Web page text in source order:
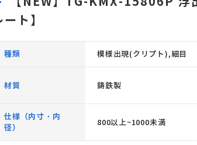
ート】
種類 模様出現(クリプト),細目
材質 鋳鉄製
仕様（内寸・内
径）
800以上~1000未満